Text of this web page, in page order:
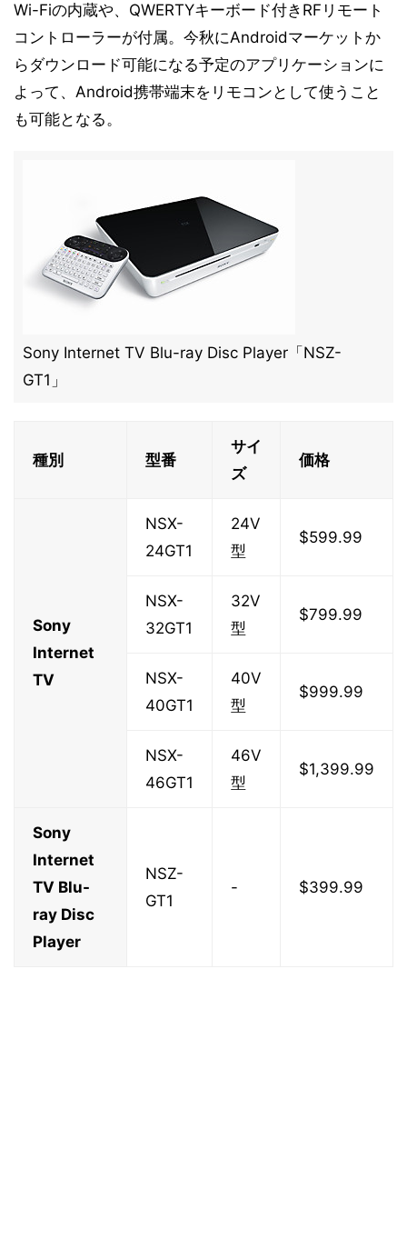
Wi-Fiの内蔵や、QWERTYキーボード付きRFリモート
コントローラーが付属。今秋にAndroidマーケットか
らダウンロード可能になる予定のアプリケーションに
よって、Android携帯端末をリモコンとして使うこと
も可能となる。
Sony Internet TV Blu-ray Disc Player「NSZ-
GT1」
種別 型番
サイ
ズ
価格
Sony
Internet
TV
NSX-
24GT1
24V
型
$599.99
NSX-
32GT1
32V
型
$799.99
NSX-
40GT1
40V
型
$999.99
NSX-
46GT1
46V
型
$1,399.99
Sony
Internet
TV Blu-
ray Disc
Player
NSZ-
GT1
- $399.99